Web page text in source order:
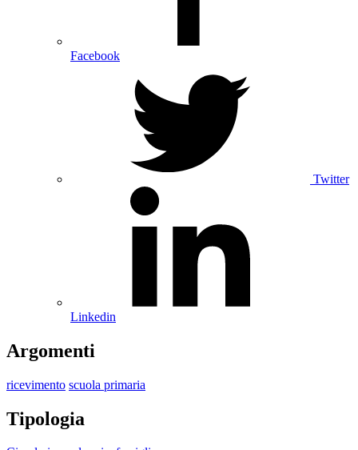
Facebook
Twitter
Linkedin
Argomenti
ricevimento scuola primaria
Tipologia